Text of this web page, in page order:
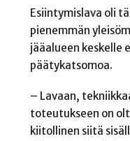
Esiintymislava oli
pienemmän
jääalueen keskelle
päätykatsomoa.
– Lavaan,
toteutukseen on
kiitollinen siitä